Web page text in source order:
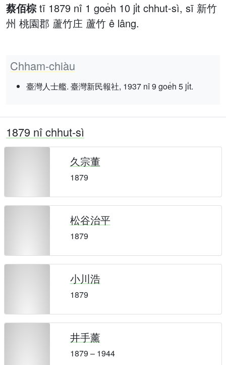
蔡佰棕tī 1879 nî 1 goe̍h 10 ji̍t chhut-sì, sī 新竹
州 桃園郡 蘆竹庄 蘆竹 ê lâng.
Chham-chiàu
臺灣人士艦. 臺灣新民報社, 1937 nî 9 goe̍h 5 ji̍t.
1879 nî chhut-sì
久宗董
1879
松谷治平
1879
小川浩
1879
井手薰
1879 – 1944